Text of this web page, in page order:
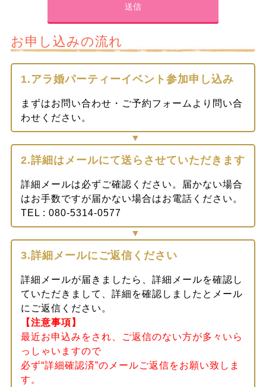
お申し込みの流れ
1.アラ婚パーティーイベント参加申し込み
まずはお問い合わせ・ご予約フォームより問い合
わせください。
2.詳細はメールにて送らさせていただきます
詳細メールは必ずご確認ください。届かない場合
はお手数ですが届かない場合はお電話ください。
TEL : 080-5314-0577
3.詳細メールにご返信ください
詳細メールが届きましたら、詳細メールを確認し
ていただきまして、詳細を確認しましたとメール
にご返信ください。
【注意事項】
最近お申込みをされ、ご返信のない方が多々いら
っしゃいますので
必ず“詳細確認済”のメールご返信をお願い致しま
す。